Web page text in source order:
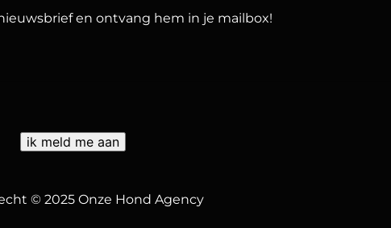
en ontvang hem in je mailbox!
© 2025 Onze Hond Agency